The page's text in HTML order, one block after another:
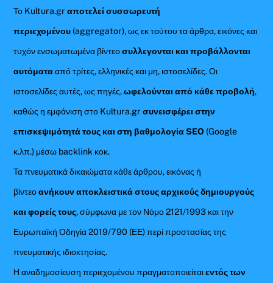
Το Kultura.grαποτελεί συσσωρευτή
περιεχομένου (aggregator), ως εκ τούτου τα άρθρα, εικόνες και
τυχόν ενσωματωμένα βίντεοσυλλεγονται και προβάλλονται
αυτόματααπό τρίτες, ελληνικές και μη, ιστοσελίδες. Οι
ιστοσελίδες αυτές, ως πηγές,ωφελούνται από κάθε προβολή,
καθώς η εμφάνιση στο Kultura.gr συνεισφέρει στην
επισκεψιμότητά τους και στη βαθμολογία SEO (Google
κ.λπ.) μέσω backlink κοκ.
Τα πνευματικά δικαιώματα κάθε άρθρου, εικόνας ή
βίντεοανήκουν αποκλειστικά στους αρχικούς δημιουργούς
και φορείς τους, σύμφωνα με τον Νόμο 2121/1993 και την
Ευρωπαϊκή Οδηγία 2019/790 (ΕΕ) περί προστασίας της
πνευματικής ιδιοκτησίας.
Η αναδημοσίευση περιεχομένου πραγματοποιείταιεντός των